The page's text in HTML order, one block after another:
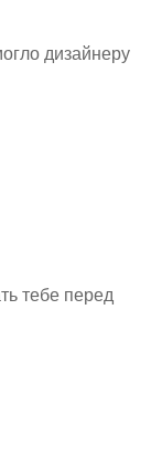
дизайнеру
тебе перед